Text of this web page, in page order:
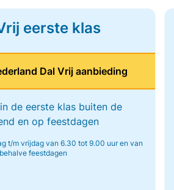
eerste klas
Dal Vrij aanbieding
de eerste klas buiten de
en op feestdagen
t/m vrijdag van 6.30 tot 9.00 uur en van
feestdagen